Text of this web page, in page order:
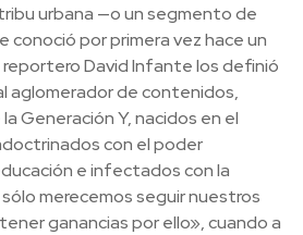
urbana —o un segmento de
conoció por primera vez hace un
reportero David Infante los definió
aglomerador de contenidos,
Generación Y, nacidos en el
con el poder
e infectados con la
merecemos seguir nuestros
ganancias por ello», cuando a